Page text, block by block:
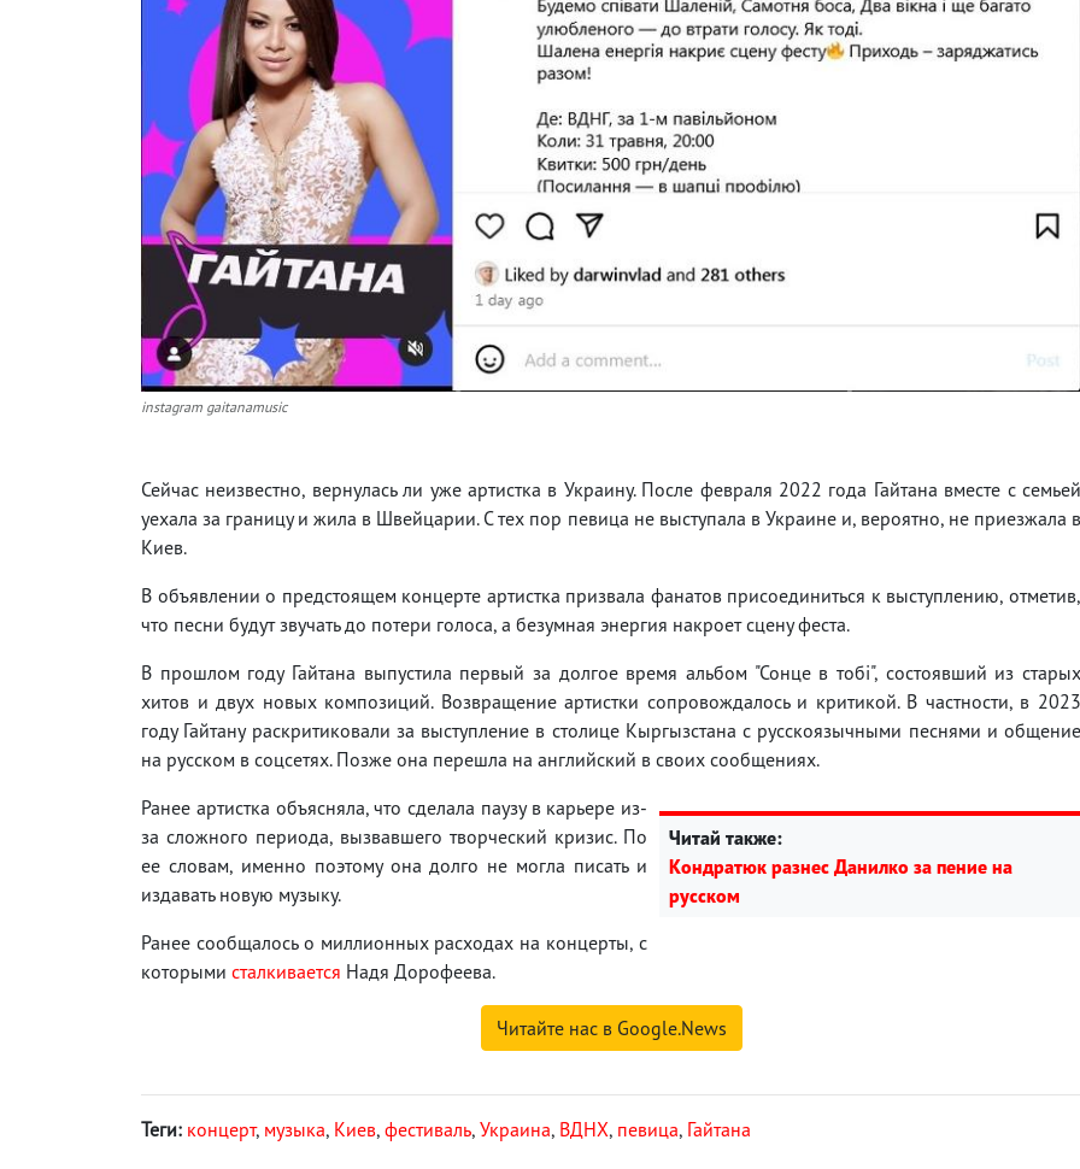
instagram gaitanamusic
Сейчас неизвестно, вернулась ли уже артистка в Украину. После февраля 2022 года Гайтана вместе с семьей
уехала за границу и жила в Швейцарии. С тех пор певица не выступала в Украине и, вероятно, не приезжала в
Киев.
В объявлении о предстоящем концерте артистка призвала фанатов присоединиться к выступлению, отметив,
что песни будут звучать до потери голоса, а безумная энергия накроет сцену феста.
В прошлом году Гайтана выпустила первый за долгое время альбом "Сонце в тобі", состоявший из старых
хитов и двух новых композиций. Возвращение артистки сопровождалось и критикой. В частности, в 2023
году Гайтану раскритиковали за выступление в столице Кыргызстана с русскоязычными песнями и общение
на русском в соцсетях. Позже она перешла на английский в своих сообщениях.
Читай также:
Кондратюк разнес Данилко за пение на
русском
Ранее артистка объясняла, что сделала паузу в карьере из-
за сложного периода, вызвавшего творческий кризис. По
ее словам, именно поэтому она долго не могла писать и
издавать новую музыку.
Ранее сообщалось о миллионных расходах на концерты, с
которыми сталкивается Надя Дорофеева.
Читайте нас в Google.News
Теги: концерт, музыка, Киев, фестиваль, Украина, ВДНХ, певица, Гайтана